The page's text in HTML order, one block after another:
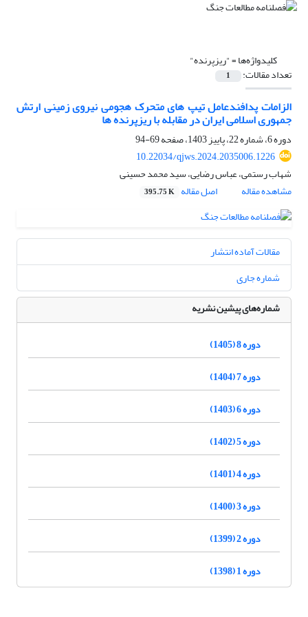
کلیدواژه‌ها ="ریزپرنده"
تعداد مقالات: 1
الزامات پدافندعامل تیپ های متحرک هجومی نیروی زمینی ارتش
جمهوری اسلامی ایران در مقابله با ریزپرنده ها
دوره 6، شماره 22، پاییز 1403، صفحه
69-94
10.22034/qjws.2024.2035006.1226
شهاب رستمی، عباس رضایی، سید محمد حسینی
مشاهده مقاله
اصل مقاله 395.75 K
مقالات آماده انتشار
شماره جاری
شماره‌های پیشین نشریه
دوره 8 (1405)
دوره 7 (1404)
دوره 6 (1403)
دوره 5 (1402)
دوره 4 (1401)
دوره 3 (1400)
دوره 2 (1399)
دوره 1 (1398)